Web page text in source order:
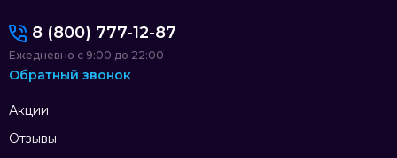
Акции
Отзывы
8 (800) 777-12-87
Ежедневно с 9:00 до 22:00
Обратный звонок